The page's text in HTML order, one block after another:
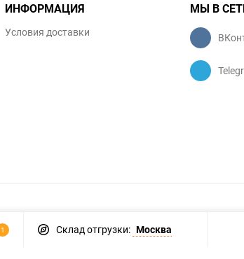
ИНФОРМАЦИЯ
Условия доставки
МЫ В
1 Склад отгрузки: Москва